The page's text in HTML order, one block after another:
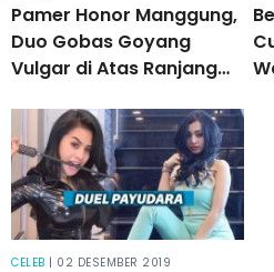
Pamer Honor Manggung,
Duo Gobas Goyang
Vulgar di Atas Ranjang
CELEB | 02 DESEMBER 2019